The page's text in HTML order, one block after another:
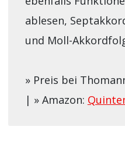
ablesen,
und Moll-
» Preis bei
| » Amazon: